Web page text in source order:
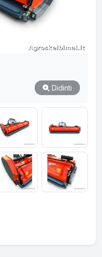
Didinti